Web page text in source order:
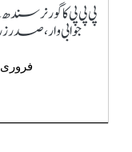
پی پی پی کا گورنر
جوابی وار،
فروری 24,